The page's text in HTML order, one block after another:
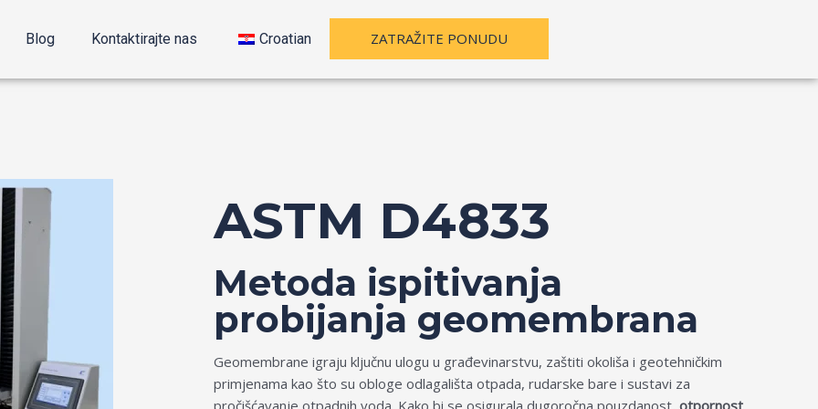
Blog Kontaktirajte nas Croatian ZATRAŽITE PONUDU
ASTM D4833
Metoda ispitivanja
probijanja geomembrana
Geomembrane igraju ključnu ulogu u građevinarstvu, zaštiti okoliša i geotehničkim
primjenama kao što su obloge odlagališta otpada, rudarske bare i sustavi za
pročišćavanje otpadnih voda. Kako bi se osigurala dugoročna pouzdanost, otpornost